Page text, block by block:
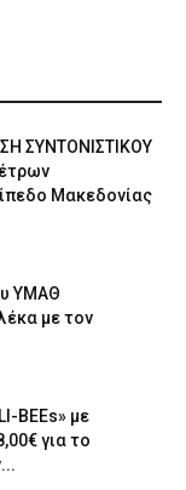
ΣΥΝΤΟΝΙΣΤΙΚΟΥ
Μακεδονίας
ΥΜΑΘ
με τον
BEEs» με
για το